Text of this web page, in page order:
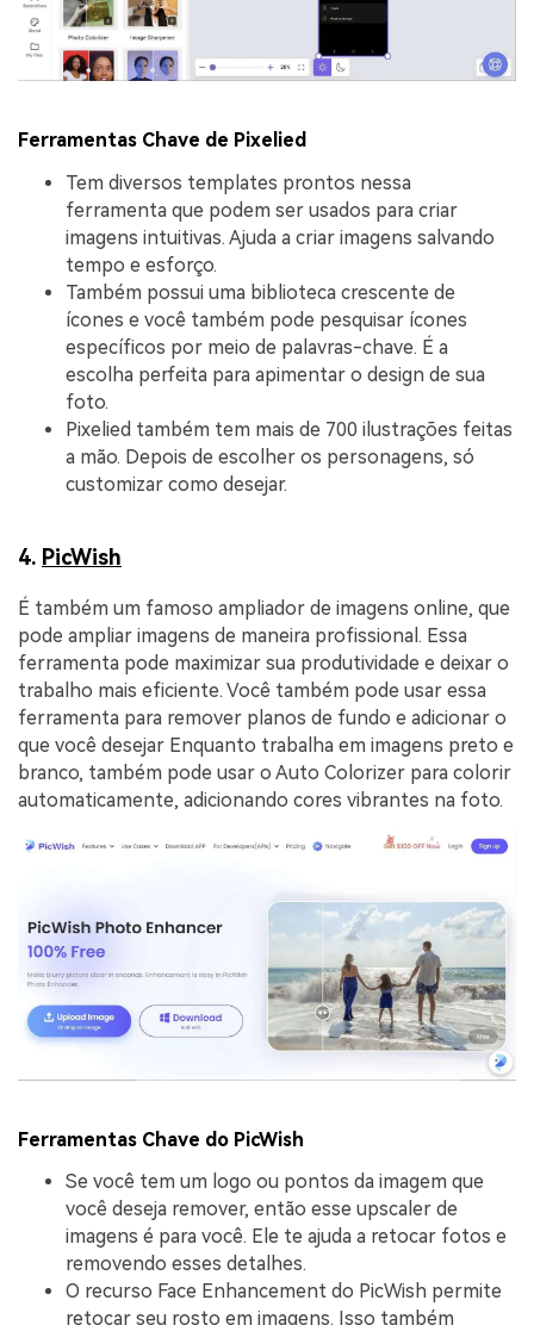
Ferramentas Chave de Pixelied
Tem diversos templates prontos nessa
ferramenta que podem ser usados para criar
imagens intuitivas. Ajuda a criar imagens salvando
tempo e esforço.
Também possui uma biblioteca crescente de
ícones e você também pode pesquisar ícones
específicos por meio de palavras-chave. É a
escolha perfeita para apimentar o design de sua
foto.
Pixelied também tem mais de 700 ilustrações feitas
a mão. Depois de escolher os personagens, só
customizar como desejar.
4. PicWish
É também um famoso ampliador de imagens online, que
pode ampliar imagens de maneira profissional. Essa
ferramenta pode maximizar sua produtividade e deixar o
trabalho mais eficiente. Você também pode usar essa
ferramenta para remover planos de fundo e adicionar o
que você desejar Enquanto trabalha em imagens preto e
branco, também pode usar o Auto Colorizer para colorir
automaticamente, adicionando cores vibrantes na foto.
Ferramentas Chave do PicWish
Se você tem um logo ou pontos da imagem que
você deseja remover, então esse upscaler de
imagens é para você. Ele te ajuda a retocar fotos e
removendo esses detalhes.
O recurso Face Enhancement do PicWish permite
retocar seu rosto em imagens. Isso também